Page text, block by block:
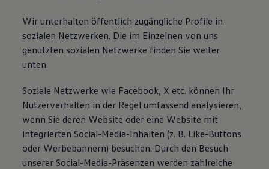
Wir unterhalten öffentlich zugängliche Profile in
sozialen Netzwerken. Die im Einzelnen von uns
genutzten sozialen Netzwerke finden Sie weiter
unten.
Soziale Netzwerke wie Facebook, X etc. können Ihr
Nutzerverhalten in der Regel umfassend analysieren,
wenn Sie deren Website oder eine Website mit
integrierten Social-Media-Inhalten (z. B. Like-Buttons
oder Werbebannern) besuchen. Durch den Besuch
unserer Social-Media-Präsenzen werden zahlreiche